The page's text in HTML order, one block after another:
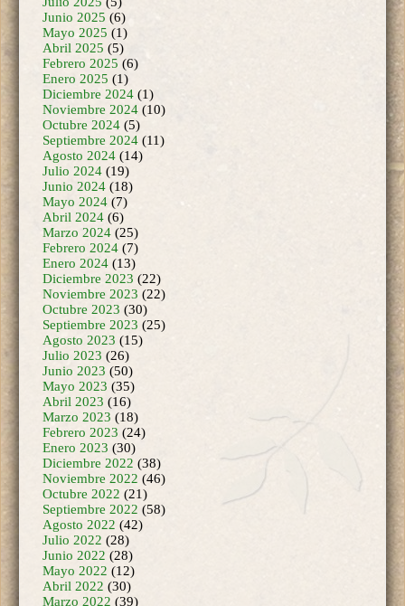
Enero 2025 (1)
Diciembre 2024
Noviembre 2024
Octubre 2024(5)
Septiembre 2024
Agosto 2024(14)
Julio 2024(19)
Junio 2024(18)
Mayo 2024 (7)
Abril 2024(6)
Marzo 2024(25)
Febrero 2024(7)
Enero 2024 (13)
Diciembre 2023
Noviembre 2023
Octubre 2023(30)
Septiembre 2023
Agosto 2023(15)
Julio 2023(26)
Junio 2023(50)
Mayo 2023 (35)
Abril 2023(16)
Marzo 2023(18)
Febrero 2023(24)
Enero 2023 (30)
Diciembre 2022
Noviembre 2022
Octubre 2022(21)
Septiembre 2022 (58)
Agosto 2022(42)
Julio 2022(28)
Junio 2022(28)
Mayo 2022 (12)
Abril 2022(30)
Marzo 2022(39)
Febrero 2022(41)
Enero 2022 (27)
Diciembre 2021
Noviembre 2021